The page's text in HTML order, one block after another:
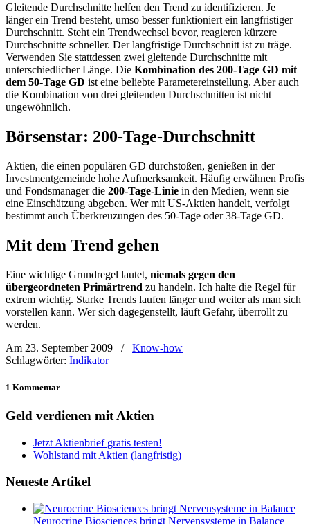
Gleitende Durchschnitte helfen den Trend zu identifizieren. Je
länger ein Trend besteht, umso besser funktioniert ein langfristiger
Durchschnitt. Steht ein Trendwechsel bevor, reagieren kürzere
Durchschnitte schneller. Der langfristige Durchschnitt ist zu träge.
Verwenden Sie stattdessen zwei gleitende Durchschnitte mit
unterschiedlicher Länge. Die Kombination des 200-Tage GD mit
dem 50-Tage GD ist eine beliebte Parametereinstellung. Aber auch
die Kombination von drei gleitenden Durchschnitten ist nicht
ungewöhnlich.
Börsenstar: 200-Tage-Durchschnitt
Aktien, die einen populären GD durchstoßen, genießen in der
Investmentgemeinde hohe Aufmerksamkeit. Häufig erwähnen Profis
und Fondsmanager die 200-Tage-Linie in den Medien, wenn sie
eine Einschätzung abgeben. Wer mit US-Aktien handelt, verfolgt
bestimmt auch Überkreuzungen des 50-Tage oder 38-Tage GD.
Mit dem Trend gehen
Eine wichtige Grundregel lautet, niemals gegen den
übergeordneten Primärtrend zu handeln. Ich halte die Regel für
extrem wichtig. Starke Trends laufen länger und weiter als man sich
vorstellen kann. Wer sich dagegenstellt, läuft Gefahr, überrollt zu
werden.
Am 23. September 2009
/
Know-how
Schlagwörter: Indikator
1 Kommentar
Geld verdienen mit Aktien
Jetzt Aktienbrief gratis testen!
Wohlstand mit Aktien (langfristig)
Neueste Artikel
Neurocrine Biosciences bringt Nervensysteme in Balance